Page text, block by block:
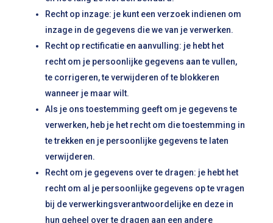
Recht op inzage: je kunt een verzoek indienen om
inzage in de gegevens die we van je verwerken.
Recht op rectificatie en aanvulling: je hebt het
recht om je persoonlijke gegevens aan te vullen,
te corrigeren, te verwijderen of te blokkeren
wanneer je maar wilt.
Als je ons toestemming geeft om je gegevens te
verwerken, heb je het recht om die toestemming in
te trekken en je persoonlijke gegevens te laten
verwijderen.
Recht om je gegevens over te dragen: je hebt het
recht om al je persoonlijke gegevens op te vragen
bij de verwerkingsverantwoordelijke en deze in
hun geheel over te dragen aan een andere